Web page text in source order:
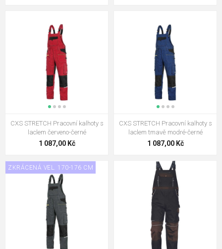
CXS STRETCH Pracovní kalhoty s
laclem červeno-černé
1 087,00 Kč
CXS STRETCH Pracovní kalhoty s
laclem tmavě modré-černé
1 087,00 Kč
ZKRÁCENÁ VEL. 170-176 CM